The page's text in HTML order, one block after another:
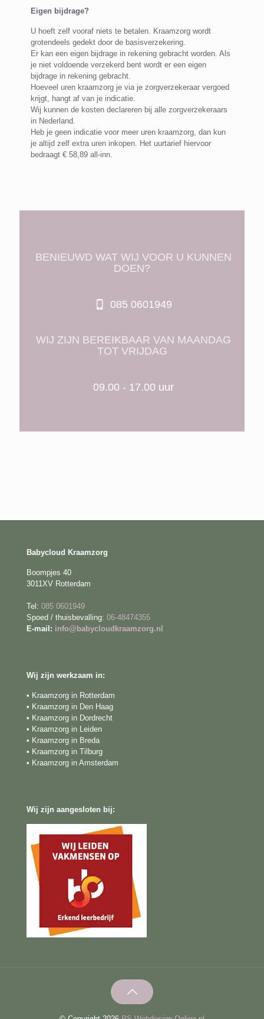
Eigen bijdrage?
U hoeft zelf vooraf niets te betalen. Kraamzorg wordt
grotendeels gedekt door de basisverzekering.
Er kan een eigen bijdrage in rekening gebracht worden. Als
je niet voldoende verzekerd bent wordt er een eigen
bijdrage in rekening gebracht.
Hoeveel uren kraamzorg je via je zorgverzekeraar vergoed
krijgt, hangt af van je indicatie.
Wij kunnen de kosten declareren bij alle zorgverzekeraars
in Nederland.
Heb je geen indicatie voor meer uren kraamzorg, dan kun
je altijd zelf extra uren inkopen. Het uurtarief hiervoor
bedraagt € 58,89 all-inn.
BENIEUWD WAT WIJ VOOR U KUNNEN
DOEN?
085 0601949
WIJ ZIJN BEREIKBAAR VAN MAANDAG
TOT VRIJDAG
09.00 - 17.00 uur
Babycloud Kraamzorg
Boompjes 40
3011XV Rotterdam
Tel: 085 0601949
Spoed / thuisbevalling: 06-48474355
E-mail: info@babycloudkraamzorg.nl
Wij zijn werkzaam in:
• Kraamzorg in Rotterdam
• Kraamzorg in Den Haag
• Kraamzorg in Dordrecht
• Kraamzorg in Leiden
• Kraamzorg in Breda
• Kraamzorg in Tilburg
• Kraamzorg in Amsterdam
Wij zijn aangesloten bij: